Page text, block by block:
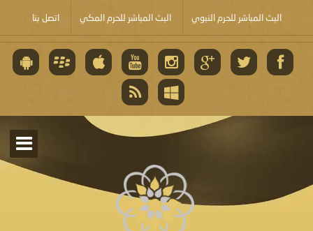
البث المباشر للحرم النبوي البث المباشر للحرم المكي اتصل بنا